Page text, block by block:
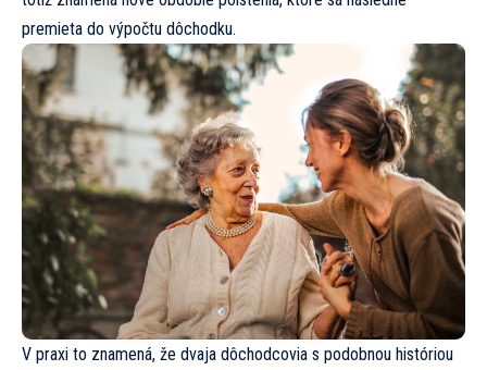
premieta do výpočtu dôchodku.
V praxi to znamená, že dvaja dôchodcovia s podobnou históriou